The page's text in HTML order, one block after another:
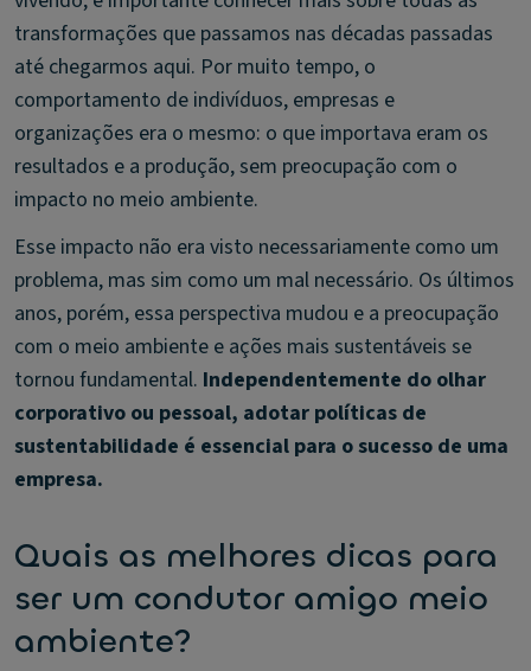
transformações que passamos nas décadas passadas
até chegarmos aqui. Por muito tempo, o
comportamento de indivíduos, empresas e
organizações era o mesmo: o que importava eram os
resultados e a produção, sem preocupação com o
impacto no meio ambiente.
Esse impacto não era visto necessariamente como um
problema, mas sim como um mal necessário. Os últimos
anos, porém, essa perspectiva mudou e a preocupação
com o meio ambiente e ações mais sustentáveis se
tornou fundamental. Independentemente do olhar
corporativo ou pessoal, adotar políticas de
sustentabilidade é essencial para o sucesso de uma
empresa.
Quais as melhores dicas para
ser um condutor amigo meio
ambiente?